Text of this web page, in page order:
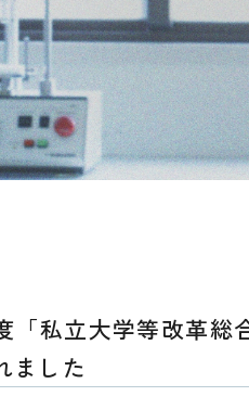
「私立大学等改革
ました